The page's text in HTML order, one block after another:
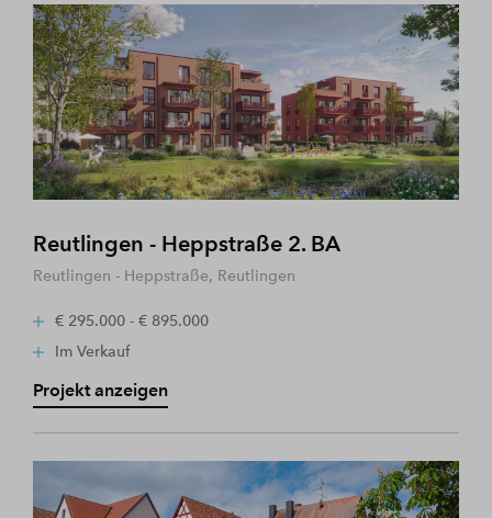
Reutlingen - Heppstraße 2. BA
Reutlingen - Heppstraße, Reutlingen
€ 295.000 - € 895.000
Im Verkauf
Projekt anzeigen